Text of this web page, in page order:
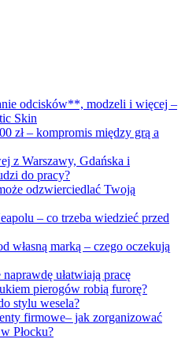
odcisków**, modzeli i więcej –
Skin
zł – kompromis między grą a
z Warszawy, Gdańska i
do pracy?
odzwierciedlać Twoją
– co trzeba wiedzieć przed
własną marką – czego oczekują
ułatwiają pracę
pierogów robią furorę?
stylu wesela?
firmowe– jak zorganizować
Płocku?